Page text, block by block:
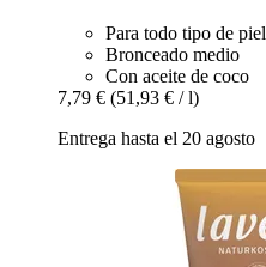
Para todo tipo de piel
Bronceado medio
Con aceite de coco
7,79 € (51,93 € / l)
Entrega hasta el 20 agosto